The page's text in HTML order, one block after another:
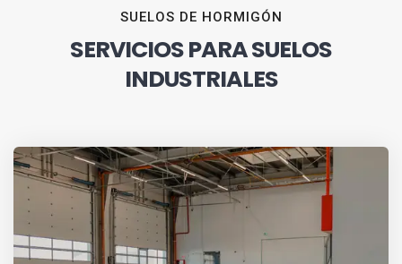
SUELOS DE HORMIGÓN
SERVICIOS PARA SUELOS
INDUSTRIALES